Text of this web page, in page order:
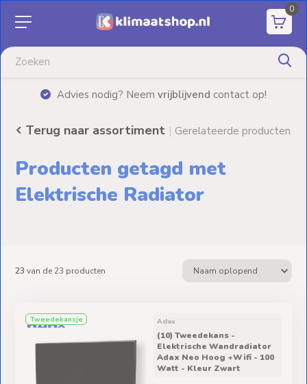
0
Advies nodig? Neemvrijblijvend contact op!
Aanbiedingen
verwarming
Elektrische
Boilers
Terrasverwarming
Ventilators
Spoed- en
Weekendleveringen
Terug naar assortiment | Gerelateerde producten
Producten getagd met
Elektrische Radiator
23 van de 23 producten
Tweedekansje Adax
(10) Tweedekans -
Elektrische Wandradiator
Adax Neo Hoog +Wifi - 100
Watt - Kleur Zwart